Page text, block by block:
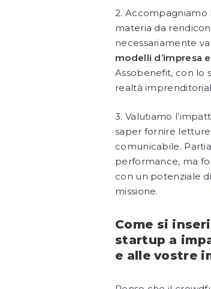
2. Accompagniamo
materia da
necessariamente
modelli d’impresa
Assobenefit, con lo
realtà
3. Valutiamo
saper fornire
comunicabile.
performance, ma
con un potenziale
missione.
Come si
startup a
e alle vostre